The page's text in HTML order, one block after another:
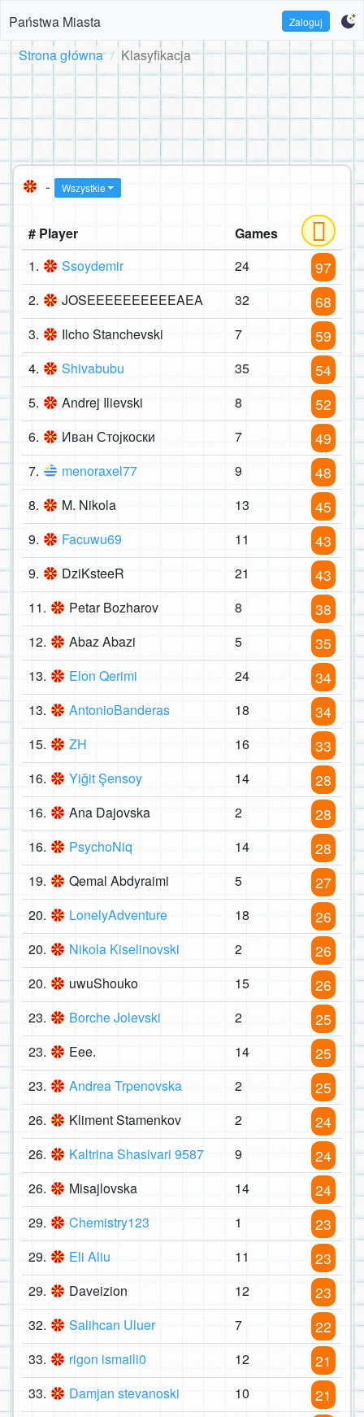
Państwa Miasta Zaloguj
Strona główna Klasyfikacja
- Wszystkie
# Player
Games
1.
Ssoydemir 24 97
2. JOSEEEEEEEEEEAEA 32 68
3. Ilcho Stanchevski 7 59
4. Shivabubu 35 54
5. Andrej Ilievski 8 52
6. Иван Стојкоски 7 49
7. menoraxel77 9 48
8. M. Nikola 13 45
9. Facuwu69 11 43
9. DziKsteeR 21 43
11. Petar Bozharov 8 38
12. Abaz Abazi 5 35
13. Elon Qerimi 24 34
13. AntonioBanderas 18 34
15. ZH 16 33
16. Yiğit Şensoy 14 28
16. Ana Dajovska 2 28
16. PsychoNiq 14 28
19. Qemal Abdyraimi 5 27
20. LonelyAdventure 18 26
20. Nikola Kiselinovski 2 26
20. uwuShouko 15 26
23. Borche Jolevski 2 25
23. Eee. 14 25
23. Andrea Trpenovska 2 25
26. Kliment Stamenkov 2 24
26. Kaltrina Shasivari 9587 9 24
26. Misajlovska 14 24
29. Chemistry123 1 23
29. Eli Aliu 11 23
29. Daveizion 12 23
32. Salihcan Uluer 7 22
33. rigon ismaili0 12 21
33. Damjan stevanoski 10 21